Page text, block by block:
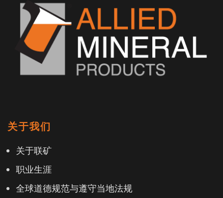
关于我们
关于联矿
职业生涯
全球道德规范与遵守当地法规